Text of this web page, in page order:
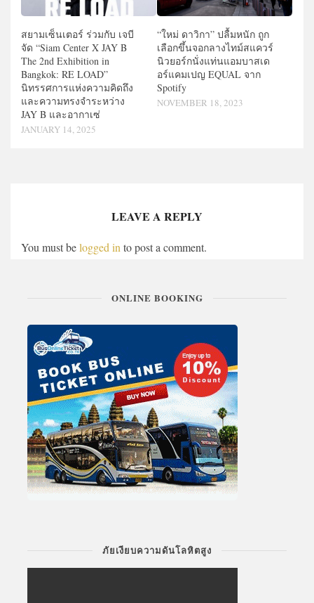
สยามเซ็นเตอร์ ร่วมกับ เจบี
จัด “Siam Center X JAY B
The 2nd Exhibition in
Bangkok: RE LOAD”
นิทรรศการแห่งความคิดถึง
และความทรงจำระหว่าง
JAY B และอากาเซ่
JANUARY 14, 2025
“ใหม่ ดาวิกา” ปลื้มหนัก ถูก
เลือกขึ้นจอกลางไทม์สแควร์
นิวยอร์กนั่งแท่นแอมบาสเด
อร์แคมเปญ EQUAL จาก
Spotify
NOVEMBER 18, 2023
LEAVE A REPLY
You must belogged into post a comment.
ONLINE BOOKING
ภัยเงียบความดันโลหิตสูง